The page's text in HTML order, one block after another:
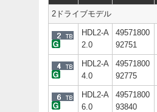
2ドライブモデル
HDL2-A
2.0
49571800
92751
HDL2-A
4.0
49571800
92775
HDL2-A
6.0
49571800
93840